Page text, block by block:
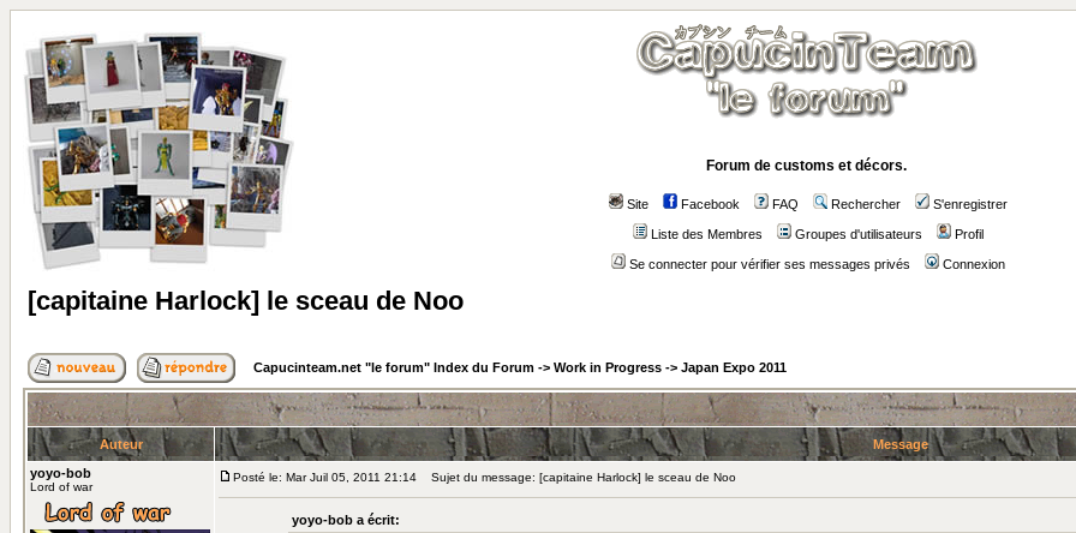
Forum de customs et décors.
Site Facebook FAQ Rechercher S'enregistrer
Liste des Membres Groupes d'utilisateurs Profil
Se connecter pour vérifier ses messages privés Connexion
[capitaine Harlock] le sceau de Noo
Capucinteam.net "le forum" Index du Forum -> Work in Progress -> Japan Expo 2011
Auteur
Message
yoyo-bob
Lord of war
Posté le: Mar Juil 05, 2011 21:14 Sujet du message: [capitaine Harlock] le sceau de Noo
yoyo-bob a écrit: